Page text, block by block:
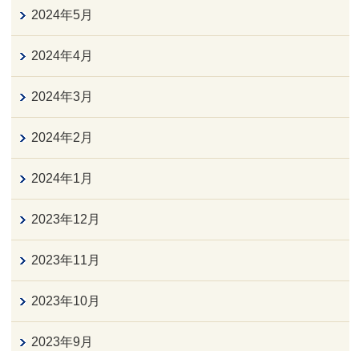
2024年5月
2024年4月
2024年3月
2024年2月
2024年1月
2023年12月
2023年11月
2023年10月
2023年9月